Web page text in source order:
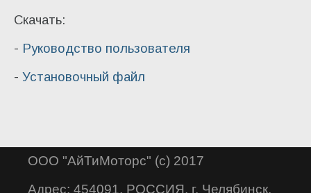
Скачать:
- Руководство пользователя
- Установочный файл
ООО "АйТиМоторс" (с) 2017
Адрес: 454091, РОССИЯ, г. Челябинск,